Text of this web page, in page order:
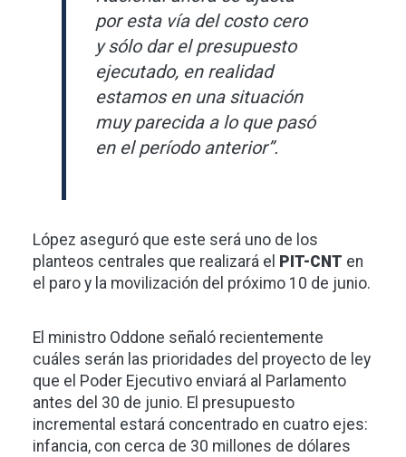
por esta vía del costo cero
y sólo dar el presupuesto
ejecutado, en realidad
estamos en una situación
muy parecida a lo que pasó
en el período anterior”.
López aseguró que este será uno de los
planteos centrales que realizará el
PIT-CNT en
el paro y la movilización del próximo 10 de junio.
El ministro Oddone señaló recientemente
cuáles serán las prioridades del proyecto de ley
que el Poder Ejecutivo enviará al Parlamento
antes del 30 de junio. El presupuesto
incremental estará concentrado en cuatro ejes:
infancia, con cerca de 30 millones de dólares